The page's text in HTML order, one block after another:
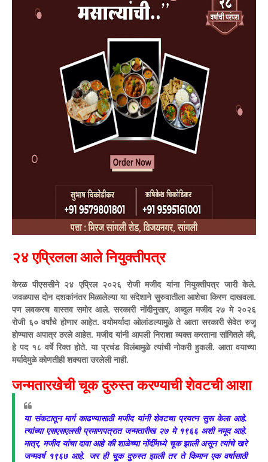
२४ एप्रिलला आले नियुक्तीपत्र
केरळ पीएससीने २४ एप्रिल २०२६ रोजी मजीद यांना नियुक्तीपत्र जारी केले.
जवळपास दोन दशकांनंतर मिळालेल्या या संदेशाने सुरुवातीला आशेचा किरण दाखवला.
पण लवकरच वास्तव समोर आले. सरकारी नोंदीनुसार, अब्दुल मजीद २७ मे २०२६
रोजी ६० वर्षांचे होणार आहेत. वयोमर्यादा ओलांडल्यामुळे ते आता सरकारी सेवेत रुजू
होण्यास अपात्र ठरले आहेत.मजीद यांनी आपली निराशा व्यक्त करताना सांगितले की,
हे पद १८ वर्षे रिक्त होते. या प्रचंड विलंबामुळे त्यांची नोकरी हुकली. आता वयाच्या
मर्यादेमुळे कोणतीही शक्यता उरलेली नाही.
जन्मतारखेची चूक दुरुस्त करण्याची शेवटची आशा
या संकटातून मार्ग काढण्यासाठी मजीद यांनी शेवटचा प्रयत्न सुरू केला आहे.
त्यांच्या एसएसएलसी प्रमाणपत्रात जन्मतारीख २७ मे १९६६ अशी नमूद आहे.
मात्र, मजीद यांचा दावा आहे की शाळेच्या नोंदींमध्ये चूक झाली असून त्यांचे खरे
जन्मवर्ष १९६७ आहे. जर ही चूक दुरुस्त झाली तर ते किमान एक वर्षासाठी